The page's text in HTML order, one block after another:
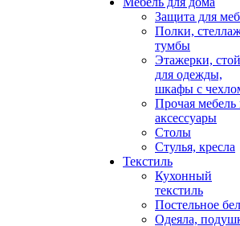
Защита для
Полки,
тумбы
Этажерки,
для одежды,
шкафы с
Прочая мебель
аксессуары
Столы
Стулья, кресла
Текстиль
Кухонный
текстиль
Постельное
Одеяла,